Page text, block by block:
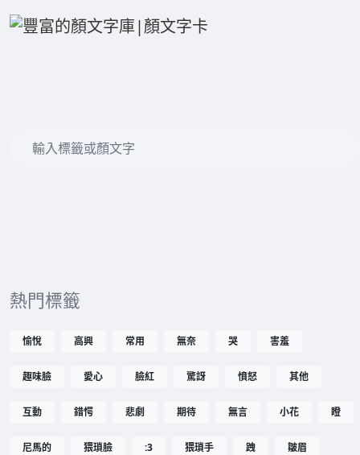
熱門標籤
愉悅 高興 常用 無奈 哭 害羞
趣味臉 愛心 臉紅 驚訝 憤怒 其他
互動 錯愕 悲劇 期待 無言 小花 瞪
尼馬的 猥瑣臉 :3 猥瑣手 跩 皺眉